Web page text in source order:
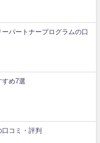
パートナープログラムの口
すめ7選
コミ・評判